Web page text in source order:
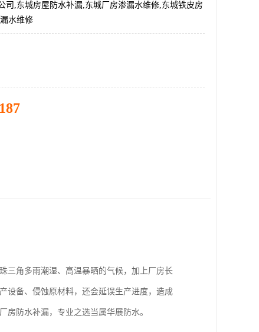
司,东城房屋防水补漏,东城厂房渗漏水维修,东城铁皮房
水维修
三角多雨潮湿、高温暴晒的气候，加上厂房长
设备、侵蚀原材料，还会延误生产进度，造成
房防水补漏，专业之选当属华展防水。